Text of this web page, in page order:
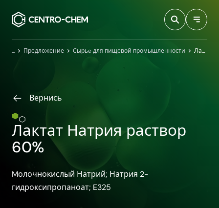
ГлавнаяПредложение Сырьe для пищевой промышленности Лактат Натрия раствор 60%
Вернись
Лактат Натрия раствор
60%
Mолочнокислый Натрий; Натрия 2-​
гидроксипропаноат; E325